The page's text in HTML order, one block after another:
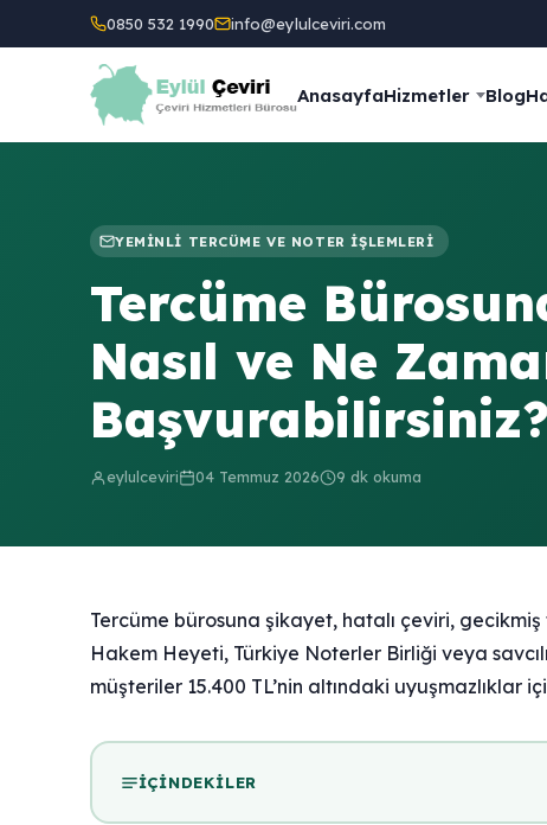
0850 532 1990 info@eylulceviri.com
AnasayfaHizmetler Blog
YEMINLI TERCÜME VE NOTER İŞLEMLERI
Tercüme
Nasıl ve Ne
eylulceviri 04 Temmuz 2026 9 dk okuma
Tercüme bürosuna şikayet, hatalı çeviri,
Hakem Heyeti, Türkiye Noterler Birliği veya
müşteriler 15.400 TL’nin altındaki uyuşmazlıklar
İÇINDEKILER